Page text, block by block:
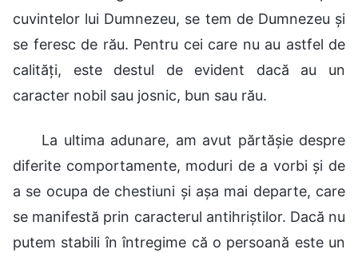
cuvintelor lui Dumnezeu, se tem de Dumnezeu și
se feresc de rău. Pentru cei care nu au astfel de
calități, este destul de evident dacă au un
caracter nobil sau josnic, bun sau rău.
La ultima adunare, am avut părtășie despre
diferite comportamente, moduri de a vorbi și de
a se ocupa de chestiuni și așa mai departe, care
se manifestă prin caracterul antihriștilor. Dacă nu
putem stabili în întregime că o persoană este un